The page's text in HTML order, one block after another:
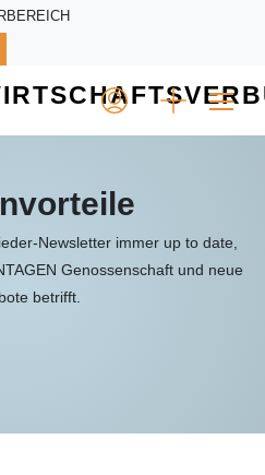
Newsletter immer up to date,
Genossenschaft und neue
betrifft.